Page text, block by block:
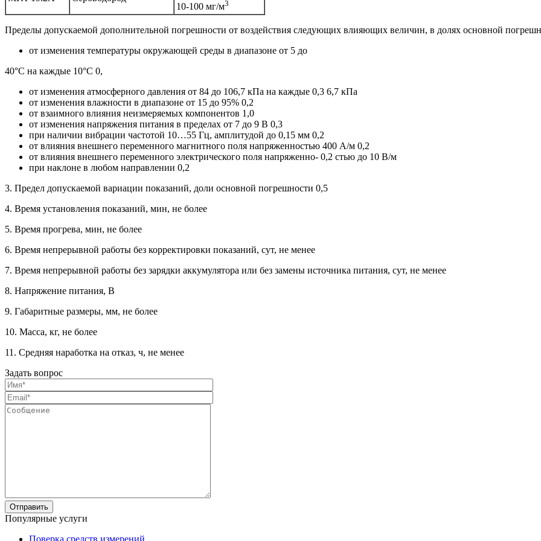
10-100 мг/м3
Пределы допускаемой дополнительной погрешности от воздействия следующих влияющих величин, в долях основной
от изменения температуры окружающей среды в диапазоне от 5 до
40°С на каждые 10°С 0,
от изменения атмосферного давления от 84 до 106,7 кПа на каждые 0,3 6,7 кПа
от изменения влажности в диапазоне от 15 до 95% 0,2
от взаимного влияния неизмеряемых компонентов 1,0
от изменения напряжения питания в пределах от 7 до 9 В 0,3
при наличии вибрации частотой 10…55 Гц, амплитудой до 0,15 мм 0,2
от влияния внешнего переменного магнитного поля напряженностью 400 А/м 0,2
от влияния внешнего переменного электрического поля напряженно- 0,2 стью до 10 В/м
при наклоне в любом направлении 0,2
3. Предел допускаемой вариации показаний, доли основной погрешности 0,5
4. Время установления показаний, мин, не более
5. Время прогрева, мин, не более
6. Время непрерывной работы без корректировки показаний, сут, не менее
7. Время непрерывной работы без зарядки аккумулятора или без замены источника питания, сут, не менее
8. Напряжение питания, В
9. Габаритные размеры, мм, не более
10. Масса, кг, не более
11. Средняя наработка на отказ, ч, не менее
Задать вопрос
Популярные услуги